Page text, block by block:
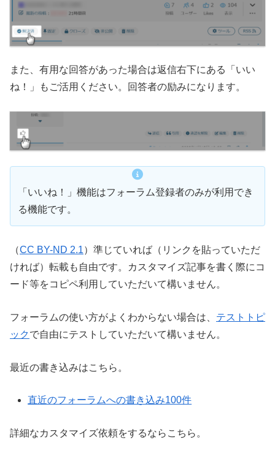
また、有用な回答があった場合は返信右下にある「いい
ね！」もご活用ください。回答者の励みになります。
「いいね！」機能はフォーラム登録者のみが利用でき
る機能です。
（CC BY-ND 2.1）準じていれば（リンクを貼っていただ
ければ）転載も自由です。カスタマイズ記事を書く際にコ
ード等をコピペ利用していただいて構いません。
フォーラムの使い方がよくわからない場合は、 テストトピ
ックで自由にテストしていただいて構いません。
最近の書き込みはこちら。
直近のフォーラムへの書き込み100件
詳細なカスタマイズ依頼をするならこちら。